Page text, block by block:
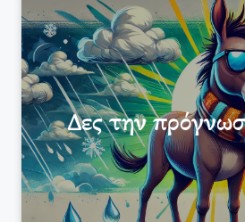
Δες την